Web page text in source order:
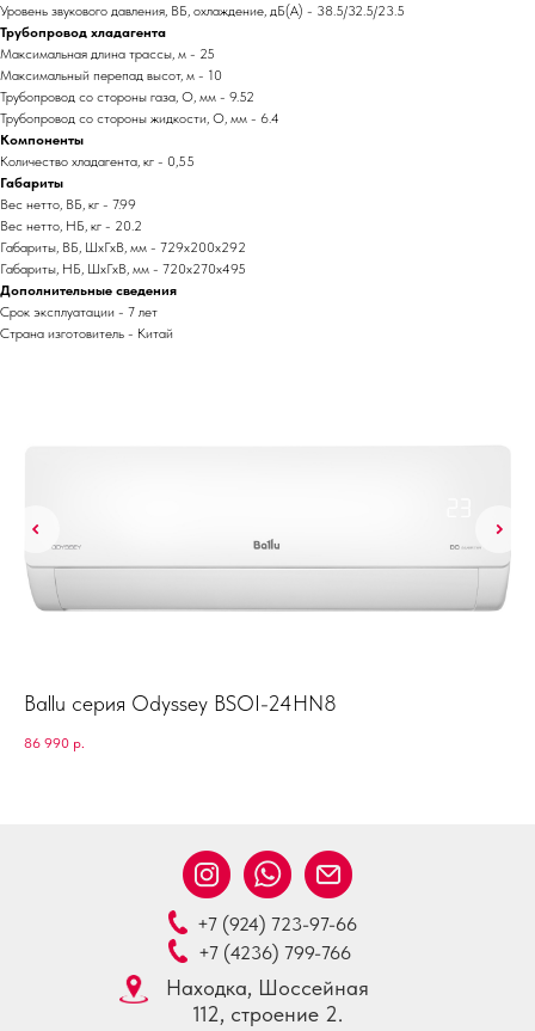
Уровень звукового давления, ВБ, охлаждение, дБ(А) - 38.5/32.5/23.5
Трубопровод хладагента
Максимальная длина трассы, м - 25
Максимальный перепад высот, м - 10
Трубопровод со стороны газа, O, мм - 9.52
Трубопровод со стороны жидкости, O, мм - 6.4
Компоненты
Количество хладагента, кг - 0,55
Габариты
Вес нетто, ВБ, кг - 7.99
Вес нетто, НБ, кг - 20.2
Габариты, ВБ, ШхГхВ, мм - 729x200x292
Габариты, НБ, ШхГхВ, мм - 720x270x495
Дополнительные сведения
Срок эксплуатации - 7 лет
Страна изготовитель - Китай
Ballu серия Odyssey BSOI-24HN8
86 990 р.
+7 (4236) 799-766
+7 (924) 723-97-66
Находка, Шоссейная
112, строение 2.